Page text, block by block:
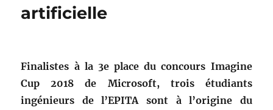
artificielle
Finalistes à la 3e place du concours Imagine
Cup 2018 de Microsoft, trois étudiants
ingénieurs de l’EPITA sont à l’origine du